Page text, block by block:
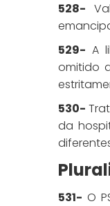
528-
529- A
omitido
530-
da
531- O